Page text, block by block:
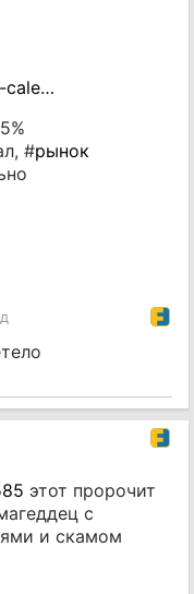
cale…
#рынок
этот пророчит
с
и скамом